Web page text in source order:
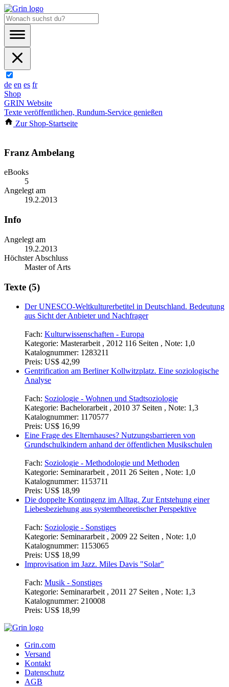
de en es fr
Shop
GRIN Website
Texte veröffentlichen, Rundum-Service genießen
Zur Shop-Startseite
Franz Ambelang
eBooks
5
Angelegt am
19.2.2013
Info
Angelegt am
19.2.2013
Höchster Abschluss
Master of Arts
Texte (5)
Der UNESCO-Weltkulturerbetitel in Deutschland. Bedeutung
aus Sicht der Anbieter und Nachfrager
Fach:Kulturwissenschaften - Europa
Kategorie:Masterarbeit , 2012 116 Seiten , Note: 1,0
Katalognummer:
Preis:US$ 42,99
Gentrification am Berliner Kollwitzplatz. Eine soziologische
Fach:Soziologie - Wohnen und Stadtsoziologie
Kategorie: Bachelorarbeit , 2010 37 Seiten , Note: 1,3
Katalognummer:1170577
Preis:US$ 16,99
Grundschulkindern anhand der öffentlichen Musikschulen
Fach: Soziologie - Methodologie und Methoden
Kategorie:Seminararbeit , 2011 26 Seiten , Note: 1,0
Katalognummer: 1153711
Die doppelte Kontingenz im Alltag. Zur Entstehung einer
Liebesbeziehung aus systemtheoretischer Perspektive
Fach:Soziologie - Sonstiges
Katalognummer:1153065
Preis:US$ 18,99
Improvisation im Jazz. Miles Davis "Solar"
Kategorie:
Preis:US$ 18,99
Grin.com